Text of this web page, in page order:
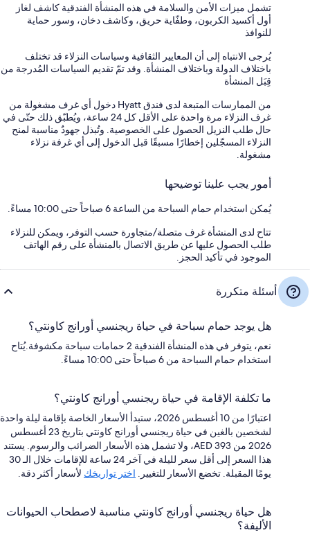
تشمل ميزات الأمن والسلامة في هذه المنشأة الفندقية كاشف لغاز
أول أكسيد الكربون، وطفّاية حريق، وكاشف دخان، وسور حماية
للنوافذ
يُرجى الانتباه إلى أن المعايير الثقافية وسياسات النزلاء قد تختلف
باختلاف الدولة وباختلاف المنشأة. وقد تمّ تقديم السياسات المُدرجة من
قِبَل المنشأة
من الممارسات المتبعة لدى فندق Hyatt دخول أي غرف مشغولة من
غرف النزلاء مرة واحدة على الأقل كل 24 ساعة، ويُطبّق ذلك حتّى في
حال طلب النزيل الحصول على الخصوصية. وتُبذل جهودٌ مناسبة لمنح
النزلاء المسجّلين إخطارًا مسبقًا قبل الدخول إلى أي غرفة نزلاء
مشغولة.
أمور يجب علينا توضيحها
يُمكن استخدام حمام السباحة من الساعة 6 صباحاً حتى 10:00 مساءً.
تتاح لدى المنشأة غرف متصلة/متجاورة حسب التوفر، ويمكن للنزلاء
طلب الحصول عليها عن طريق الاتصال بالمنشأة على رقم الهاتف
الموجود في تأكيد الحجز.
أسئلة متكررة
هل يوجد حمام سباحة في حياة ريجنسي أورانج كاونتي؟
نعم، يتوفر في هذه المنشأة الفندقية 2 حمامات سباحة مكشوفة.يُتاح
استخدام حمام السباحة من 6 صباحاً حتى 10:00 مساءً.
ما تكلفة الإقامة في حياة ريجنسي أورانج كاونتي؟
اعتبارًا من 10 أغسطس 2026، ستبدأ الأسعار الخاصة بإقامة ليلة واحدة
لشخصين بالغين في حياة ريجنسي أورانج كاونتي بتاريخ 23 أغسطس
2026 من AED 393، ولا تشمل هذه الأسعار الضرائب والرسوم. يستند
هذا السعر إلى أقل سعر لليلة في آخر 24 ساعة للإقامات خلال الـ 30
يومًا المقبلة. تخضع الأسعار للتغيير. اختر تواريخك لأسعار أكثر دقة.
هل حياة ريجنسي أورانج كاونتي مناسبة لاصطحاب الحيوانات
الأليفة؟